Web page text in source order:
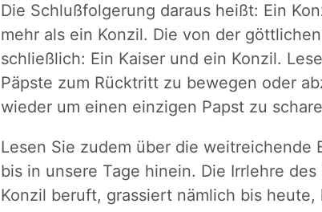
Die Schlußfolgerung daraus heißt: Ein
mehr als ein Konzil. Die von der
schließlich: Ein Kaiser und ein Konzil.
Päpste zum Rücktritt zu bewegen oder
wieder um einen einzigen Papst zu
Lesen Sie zudem über die weitreichende
bis in unsere Tage hinein. Die Irrlehre
Konzil beruft, grassiert nämlich bis